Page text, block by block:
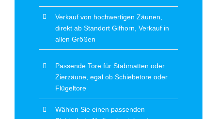
Verkauf von hochwertigen Zäunen,
direkt ab Standort Gifhorn, Verkauf in
allen Größen
Passende Tore für Stabmatten oder
Zierzäune, egal ob Schiebetore oder
Flügeltore
Wählen Sie einen passenden